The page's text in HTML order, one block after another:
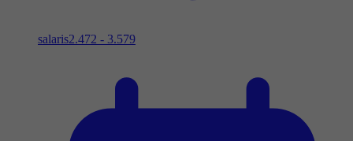
salaris2.472 - 3.579